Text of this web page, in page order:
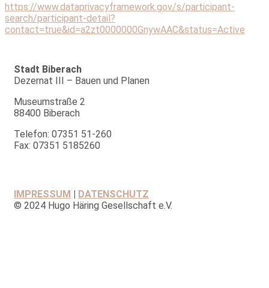
https://www.dataprivacyframework.gov/s/participant-
search/participant-detail?
contact=true&id=a2zt0000000GnywAAC&status=Active
Stadt Biberach
Dezernat III – Bauen und Planen
Museumstraße 2
88400 Biberach
Telefon: 07351 51-260
Fax: 07351 5185260
IMPRESSUM | DATENSCHUTZ
© 2024 Hugo Häring Gesellschaft e.V.